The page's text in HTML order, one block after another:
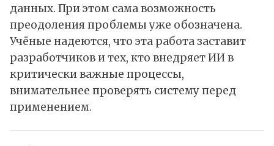
данных. При этом сама возможность
преодоления проблемы уже обозначена.
Учёные надеются, что эта работа заставит
разработчиков и тех, кто внедряет ИИ в
критически важные процессы,
внимательнее проверять систему перед
применением.